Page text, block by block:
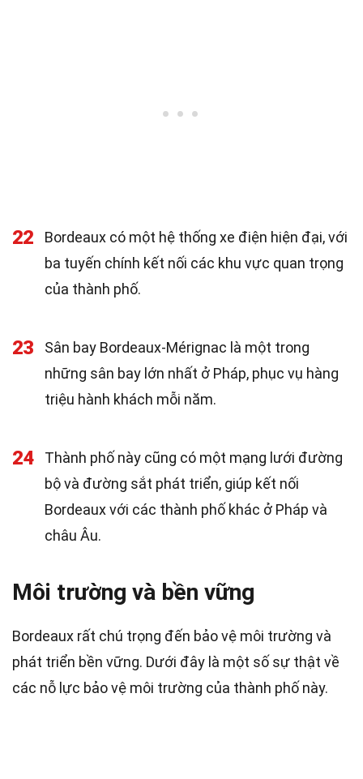
22
Bordeaux có một hệ thống xe điện hiện đại, với
ba tuyến chính kết nối các khu vực quan trọng
của thành phố.
23
Sân bay Bordeaux-Mérignac là một trong
những sân bay lớn nhất ở Pháp, phục vụ hàng
triệu hành khách mỗi năm.
24
Thành phố này cũng có một mạng lưới đường
bộ và đường sắt phát triển, giúp kết nối
Bordeaux với các thành phố khác ở Pháp và
châu Âu.
Môi trường và bền vững
Bordeaux rất chú trọng đến bảo vệ môi trường và
phát triển bền vững. Dưới đây là một số sự thật về
các nỗ lực bảo vệ môi trường của thành phố này.